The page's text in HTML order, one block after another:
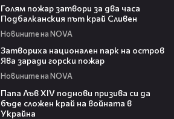
Голям пожар затвори за два часа
Подбалканския път край Сливен
Новините на NOVA
Затвориха национален парк на остров
Ява заради горски пожар
Новините на NOVA
Папа Лъв XIV поднови призива си да
бъде сложен край на войната в
Украйна